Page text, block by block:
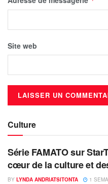
Site web
Culture
Série FAMATO sur
cœur de la culture et
BY LYNDA ANDRIATSITONTA 1